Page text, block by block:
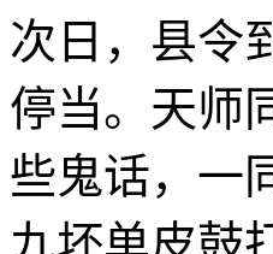
次日，县令
停当。天师
些鬼话，一
九坏单皮鼓